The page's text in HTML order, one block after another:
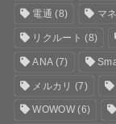
電通 (8) マ
リクルート (8)
ANA(7)
メルカリ (7)
WOWOW(6)